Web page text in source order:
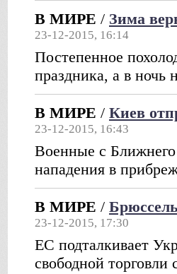
В МИРЕ / Зима
23-12-2015, 16:14
Постепенное
праздника, а в ночь
В МИРЕ / Киев
23-12-2015, 16:43
Военные с Ближнего
нападения в
В МИРЕ /
23-12-2015, 17:30
ЕС подталкивает
свободной торговли